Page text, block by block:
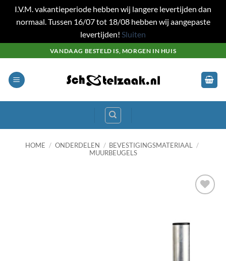
I.V.M. vakantieperiode hebben wij langere levertijden dan
normaal. Tussen 16/07 tot 18/08 hebben wij aangepaste
levertijden! Sluiten
naar
inhoud
VANDAAG BESTELD IS, MORGEN IN HUIS
HOME / ONDERDELEN / BEVESTIGINGSMATERIAAL
/
MUURBEUGELS
wenslijst